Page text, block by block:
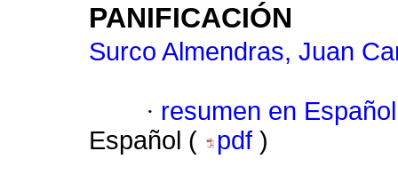
PANIFICACIÓN
Surco Almendras, Juan
· resumen en Español
Español (
pdf )